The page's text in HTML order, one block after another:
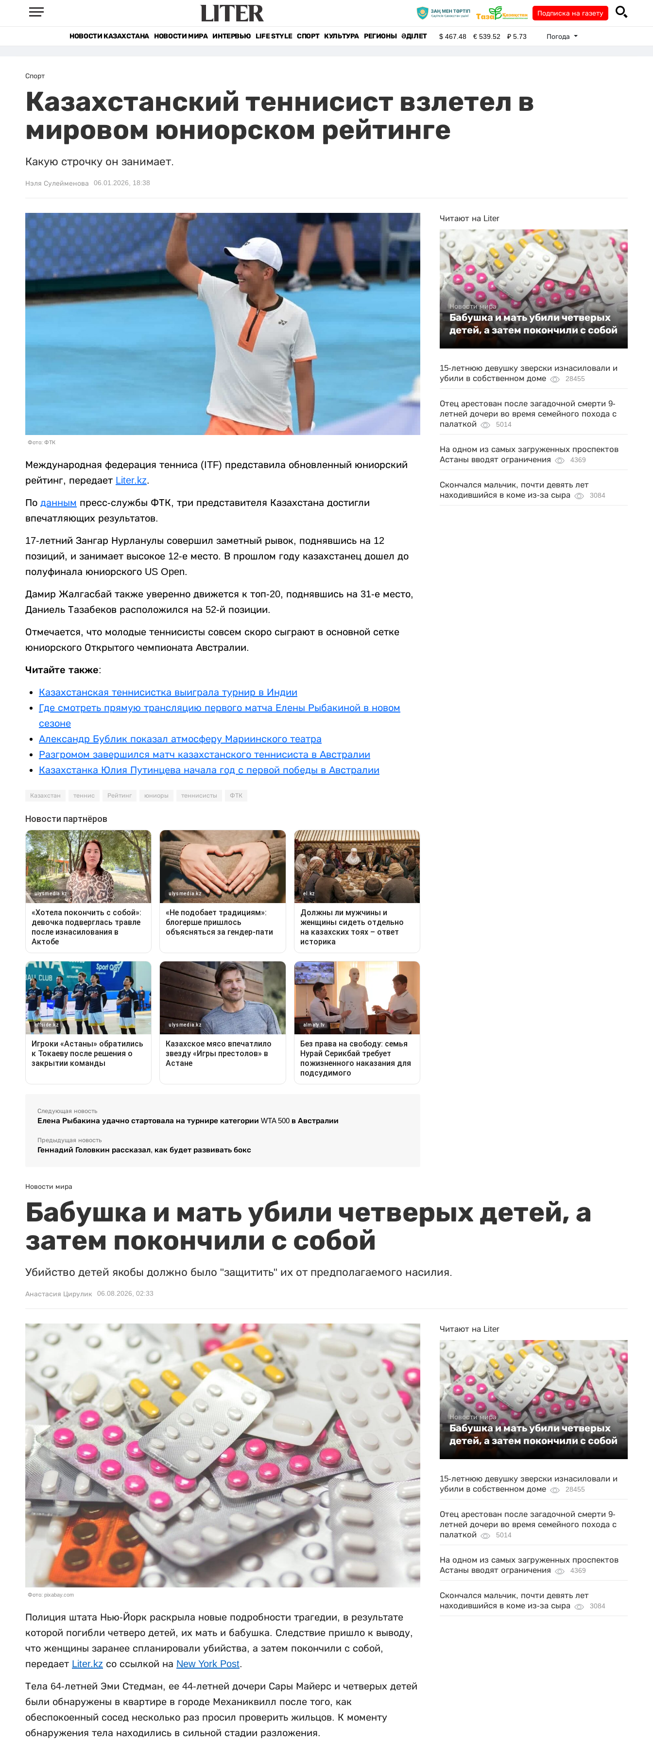
Подписка на газету
НОВОСТИ КАЗАХСТАНА НОВОСТИ МИРА ИНТЕРВЬЮ LIFE STYLE СПОРТ КУЛЬТУРА РЕГИОНЫ ӘДІЛЕТ $467.48 €539.52 ₽5.73 Погода
Спорт
Казахстанский теннисист взлетел в
мировом юниорском рейтинге
Какую строчку он занимает.
Нэля Сулейменова 06.01.2026, 18:38
Фото: ФТК
Международная федерация тенниса (ITF) представила обновленный юниорский
рейтинг, передает Liter.kz.
По данным пресс-службы ФТК, три представителя Казахстана достигли
впечатляющих результатов.
17-летний Зангар Нурланулы совершил заметный рывок, поднявшись на 12
позиций, и занимает высокое 12-е место. В прошлом году казахстанец дошел до
полуфинала юниорского US Open.
Дамир Жалгасбай также уверенно движется к топ-20, поднявшись на 31-е место,
Даниель Тазабеков расположился на 52-й позиции.
Отмечается, что молодые теннисисты совсем скоро сыграют в основной сетке
юниорского Открытого чемпионата Австралии.
Читайте также:
Казахстанская теннисистка выиграла турнир в Индии
Где смотреть прямую трансляцию первого матча Елены Рыбакиной в новом
сезоне
Александр Бублик показал атмосферу Мариинского театра
Разгромом завершился матч казахстанского теннисиста в Австралии
Казахстанка Юлия Путинцева начала год с первой победы в Австралии
Казахстан теннис Рейтинг юниоры теннисисты ФТК
Следующая новость
Елена Рыбакина удачно стартовала на турнире категории WTA 500 в Австралии
Предыдущая новость
Геннадий Головкин рассказал, как будет развивать бокс
Читают на Liter
Новости мира
Бабушка и мать убили четверых
детей, а затем покончили с собой
15-летнюю девушку зверски изнасиловали и
убили в собственном доме
28455
Отец арестован после загадочной смерти 9-
летней дочери во время семейного похода с
палаткой
5014
На одном из самых загруженных проспектов
Астаны вводят ограничения
4369
Скончался мальчик, почти девять лет
находившийся в коме из-за сыра
3084
Новости мира
Бабушка и мать убили четверых детей, а
затем покончили с собой
Убийство детей якобы должно было "защитить" их от предполагаемого насилия.
Анастасия Цирулик 06.08.2026, 02:33
Фото: pixabay.com
Полиция штата Нью-Йорк раскрыла новые подробности трагедии, в результате
которой погибли четверо детей, их мать и бабушка. Следствие пришло к выводу,
что женщины заранее спланировали убийства, а затем покончили с собой,
передает Liter.kz со ссылкой на New York Post.
Тела 64-летней Эми Стедман, ее 44-летней дочери Сары Майерс и четверых детей
были обнаружены в квартире в городе Механиквилл после того, как
обеспокоенный сосед несколько раз просил проверить жильцов. К моменту
обнаружения тела находились в сильной стадии разложения.
Читают на Liter
Новости мира
Бабушка и мать убили четверых
детей, а затем покончили с собой
15-летнюю девушку зверски изнасиловали и
убили в собственном доме
28455
Отец арестован после загадочной смерти 9-
летней дочери во время семейного похода с
палаткой
5014
На одном из самых загруженных проспектов
Астаны вводят ограничения
4369
Скончался мальчик, почти девять лет
находившийся в коме из-за сыра
3084